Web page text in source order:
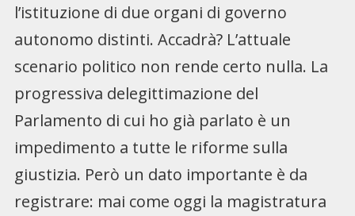
l’istituzione di due organi di governo
autonomo distinti. Accadrà? L’attuale
scenario politico non rende certo nulla. La
progressiva delegittimazione del
Parlamento di cui ho già parlato è un
impedimento a tutte le riforme sulla
giustizia. Però un dato importante è da
registrare: mai come oggi la magistratura